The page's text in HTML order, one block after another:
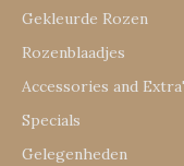
Gekleurde Rozen
Rozenblaadjes
Accessories and
Specials
Gelegenheden